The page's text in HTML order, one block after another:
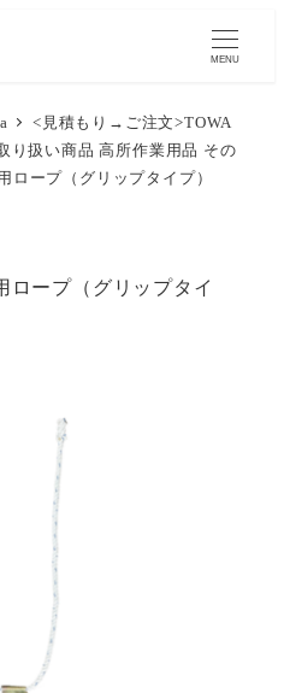
MENU
<見積もり→ご注文>TOWA
り扱い商品 高所作業用品 その
ロープ（グリップタイプ）
ロープ（グリップタイ